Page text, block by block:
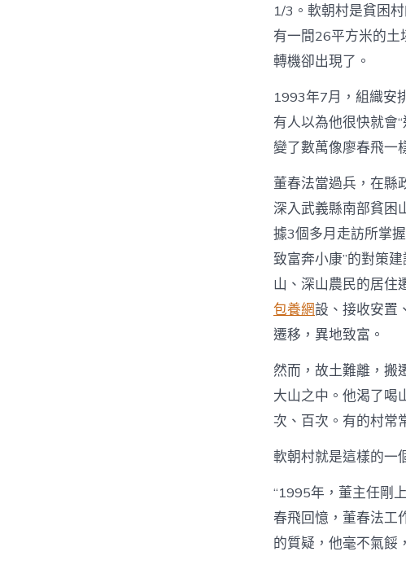
1/3。軟朝村是貧困
有一間26平方米的
轉機卻出現了。
1993年7月，組織安
有人以為他很快就會
變了數萬像廖春飛一
董春法當過兵，在縣
深入武義縣南部貧困
據3個多月走訪所掌
致富奔小康”的對策
山、深山農民的居住
包養網設、接收安置
遷移，異地致富。
然而，故土難離，搬
大山之中。他渴了喝
次、百次。有的村常
軟朝村就是這樣的一
“1995年，董主任剛
春飛回憶，董春法工
的質疑，他毫不氣餒